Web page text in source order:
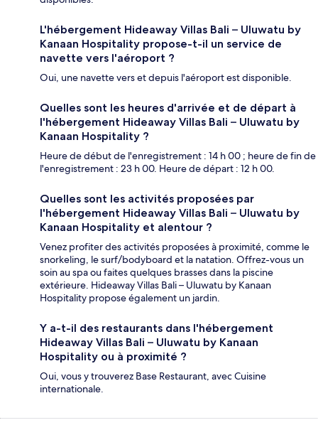
L'hébergement Hideaway Villas Bali – Uluwatu by
Kanaan Hospitality propose-t-il un service de
navette vers l'aéroport ?
Oui, une navette vers et depuis l'aéroport est disponible.
Quelles sont les heures d'arrivée et de départ à
l'hébergement Hideaway Villas Bali – Uluwatu by
Kanaan Hospitality ?
Heure de début de l'enregistrement : 14 h 00 ; heure de fin de
l'enregistrement : 23 h 00. Heure de départ : 12 h 00.
Quelles sont les activités proposées par
l'hébergement Hideaway Villas Bali – Uluwatu by
Kanaan Hospitality et alentour ?
Venez profiter des activités proposées à proximité, comme le
snorkeling, le surf/bodyboard et la natation. Offrez-vous un
soin au spa ou faites quelques brasses dans la piscine
extérieure. Hideaway Villas Bali – Uluwatu by Kanaan
Hospitality propose également un jardin.
Y a-t-il des restaurants dans l'hébergement
Hideaway Villas Bali – Uluwatu by Kanaan
Hospitality ou à proximité ?
Oui, vous y trouverez Base Restaurant, avec Cuisine
internationale.